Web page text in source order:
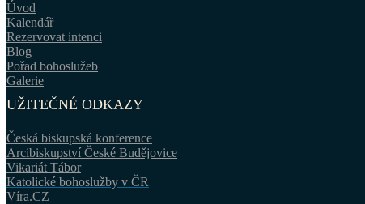
Úvod
Kalendář
Rezervovat intenci
Blog
Pořad bohoslužeb
Galerie
UŽITEČNÉ ODKAZY
Česká biskupská konference
Arcibiskupství České Budějovice
Vikariát Tábor
Katolické bohoslužby v ČR
Víra.CZ